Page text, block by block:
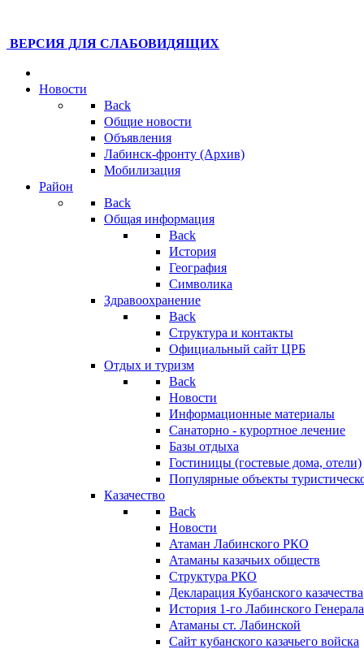
ВЕРСИЯ ДЛЯ СЛАБОВИДЯЩИХ
Новости
Back
Общие новости
Объявления
Лабинск-фронту (Архив)
Мобилизация
Район
Back
Общая информация
Back
История
География
Символика
Здравоохранение
Back
Структура и контакты
Официальный сайт ЦРБ
Отдых и туризм
Back
Новости
Информационные материалы
Санаторно - курортное лечение
Базы отдыха
Гостиницы (гостевые дома, отели)
Популярные объекты
Казачество
Back
Новости
Атаман Лабинского РКО
Атаманы казачьих обществ
Структура РКО
Декларация Кубанского казачества
История 1-го Лабинского
Атаманы ст. Лабинской
Cайт кубанского казачьего войска